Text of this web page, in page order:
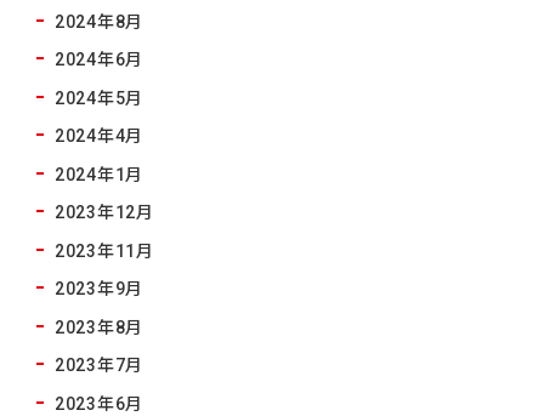
2024年8月
2024年6月
2024年5月
2024年4月
2024年1月
2023年12月
2023年11月
2023年9月
2023年8月
2023年7月
2023年6月